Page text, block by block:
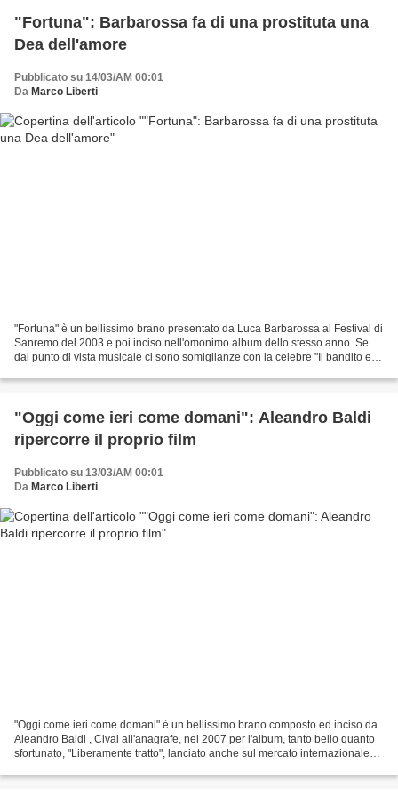
"Fortuna": Barbarossa fa di una prostituta una
Dea dell'amore
Pubblicato su 14/03/AM 00:01
Da Marco Liberti
"Fortuna" è un bellissimo brano presentato da Luca Barbarossa al Festival di
Sanremo del 2003 e poi inciso nell'omonimo album dello stesso anno. Se
dal punto di vista musicale ci sono somiglianze con la celebre "Il bandito e il
"Oggi come ieri come domani": Aleandro Baldi
ripercorre il proprio film
Pubblicato su 13/03/AM 00:01
Da Marco Liberti
"Oggi come ieri come domani" è un bellissimo brano composto ed inciso da
Aleandro Baldi , Civai all'anagrafe, nel 2007 per l'album, tanto bello quanto
sfortunato, "Liberamente tratto", lanciato anche sul mercato internazionale